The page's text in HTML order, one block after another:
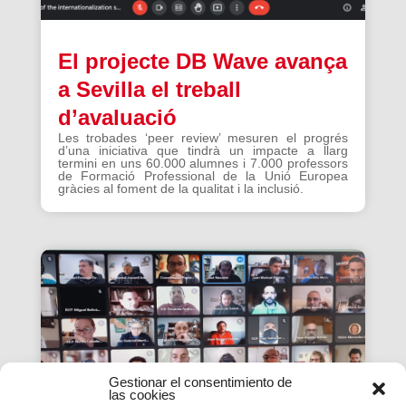
Gestionar el consentimiento de
las cookies
El projecte DB Wave avança
a Sevilla el treball
d’avaluació
Les trobades ‘peer review’ mesuren el progrés
d’una iniciativa que tindrà un impacte a llarg
termini en uns 60.000 alumnes i 7.000 professors
de Formació Professional de la Unió Europea
gràcies al foment de la qualitat i la inclusió.